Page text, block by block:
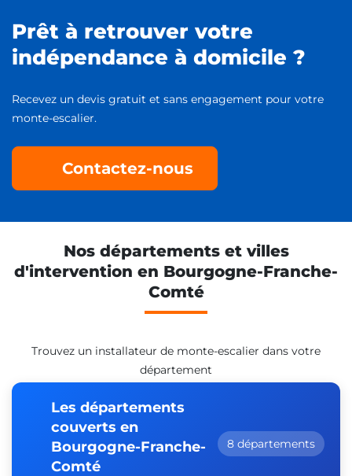
Prêt à retrouver votre
indépendance à domicile ?
Recevez un devis gratuit et sans engagement pour votre
monte-escalier.
Contactez-nous
Nos départements et villes
d'intervention en Bourgogne-Franche-
Comté
Trouvez un installateur de monte-escalier dans votre
département
Les départements
couverts en
Bourgogne-Franche-
Comté
8 départements